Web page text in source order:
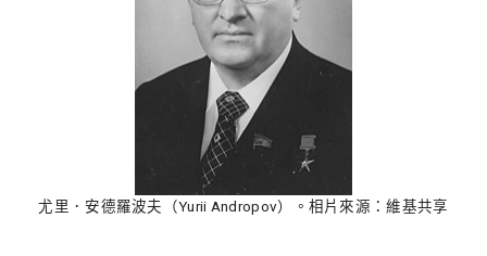
尤里．安德羅波夫（Yurii Andropov）。相片來源：維基共享